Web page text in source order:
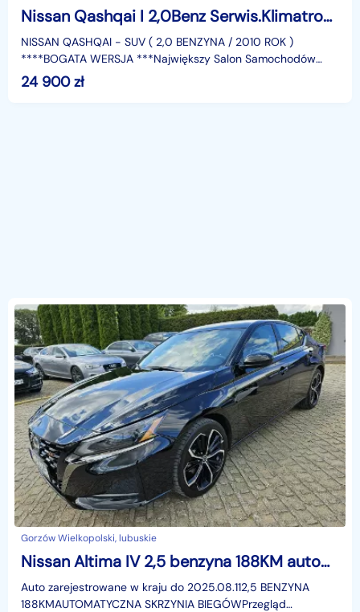
Nissan Qashqai I 2,0Benz Serwis.Klimatronic 2 str.Tempomat.Alu,El.szyby.Centralka.OKA
NISSAN QASHQAI - SUV ( 2,0 BENZYNA / 2010 ROK )
****BOGATA WERSJA ***Największy Salon Samochodów
Używanych DUDKI 11, KutnoKontakt do działu sprzedaży: •
Krzysie
24 900zł
Gorzów Wielkopolski, lubuskie
Nissan Altima IV 2,5 benzyna 188KM automat navi kamera
Auto zarejestrowane w kraju do 2025.08.112,5 BENZYNA
188KMAUTOMATYCZNA SKRZYNIA BIEGÓWPrzegląd